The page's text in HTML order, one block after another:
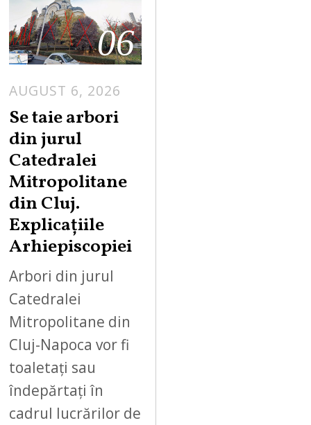
06
AUGUST 6, 2026
Se taie arbori
din jurul
Catedralei
Mitropolitane
din Cluj.
Explicațiile
Arhiepiscopiei
Arbori din jurul
Catedralei
Mitropolitane din
Cluj-Napoca vor fi
toaletați sau
îndepărtați în
cadrul lucrărilor de